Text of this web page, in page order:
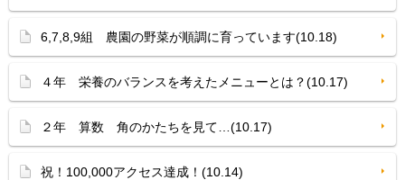
6,7,8,9組 農園の野菜が順調に育っています(10.18)
４年 栄養のバランスを考えたメニューとは？(10.17)
２年 算数 角のかたちを見て…(10.17)
祝！100,000アクセス達成！(10.14)